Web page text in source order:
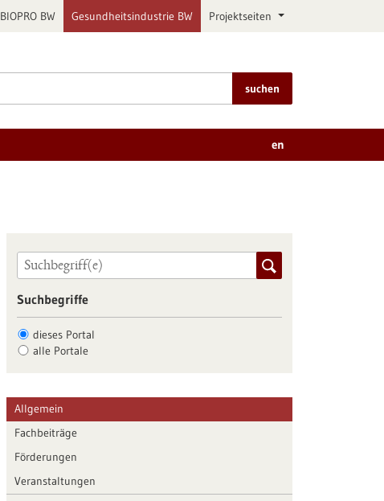
BIOPRO BW Gesundheitsindustrie BW Projektseiten
suchen
en
Suchbegriffe
dieses Portal
alle Portale
Allgemein
Fachbeiträge
Förderungen
Veranstaltungen